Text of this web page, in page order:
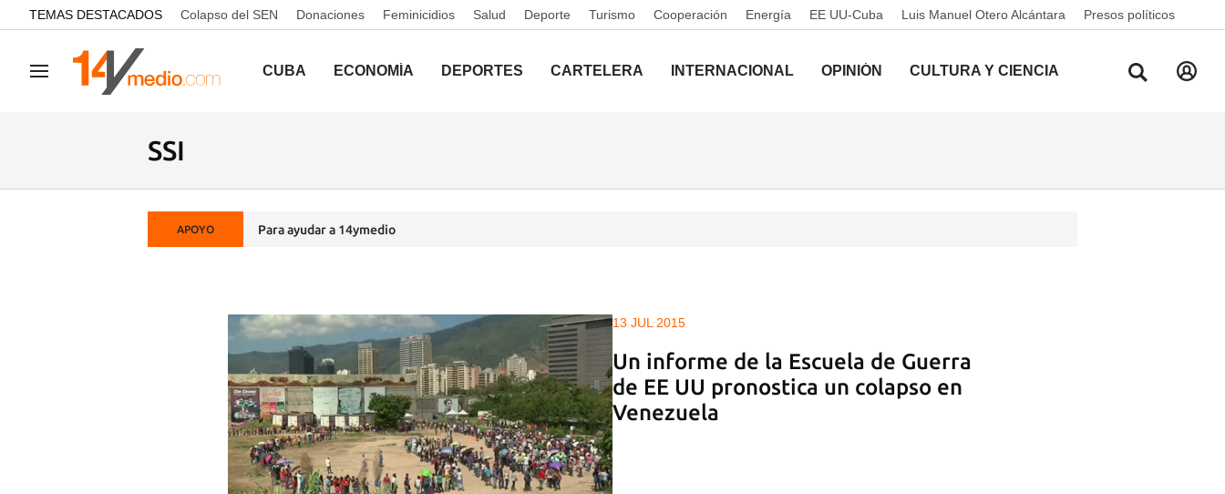
common.go-to-content
TEMAS DESTACADOS Colapso del SEN Donaciones Feminicidios Salud Deporte Turismo Cooperación Energía EE UU-Cuba Luis Manuel Otero Alcántara Presos políticos
Navegación CUBA ECONOMÍA DEPORTES CARTELERA INTERNACIONAL OPINIÓN CULTURA Y CIENCIA
SSI
APOYO Para ayudar a 14ymedio
13 JUL 2015
Un informe de la Escuela de Guerra
de EE UU pronostica un colapso en
Venezuela